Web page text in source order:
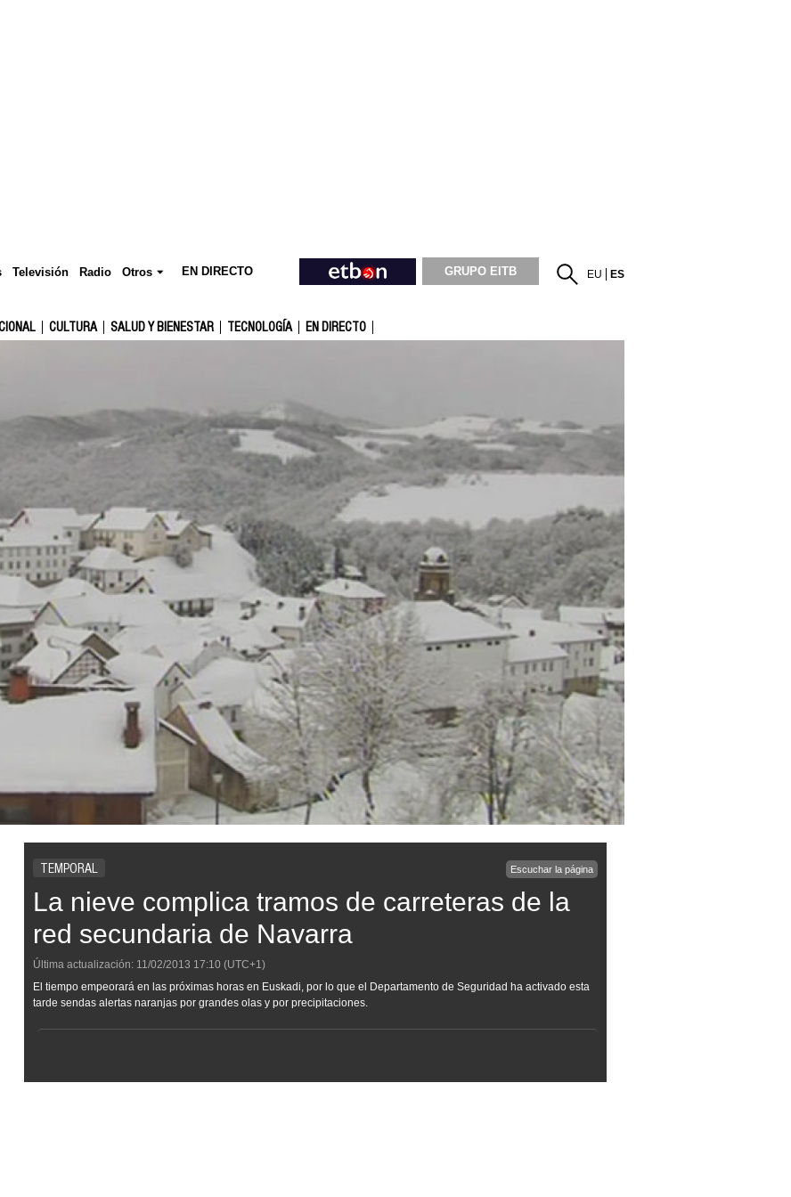
Televisión Radio Otros EN DIRECTO GRUPO EITB EU ES
CULTURA SALUD Y BIENESTAR TECNOLOGÍA EN DIRECTO
TEMPORAL Escuchar la página
La nieve complica tramos de carreteras de la
red secundaria de Navarra
Última actualización: 11/02/2013 17:10 (UTC+1)
El tiempo empeorará en las próximas horas en Euskadi, por lo que el Departamento de Seguridad ha activado esta
tarde sendas alertas naranjas por grandes olas y por precipitaciones.